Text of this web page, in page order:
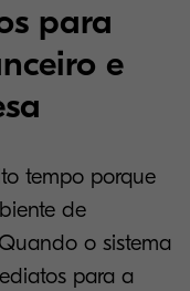
para
e
tempo porque
de
o sistema
para a